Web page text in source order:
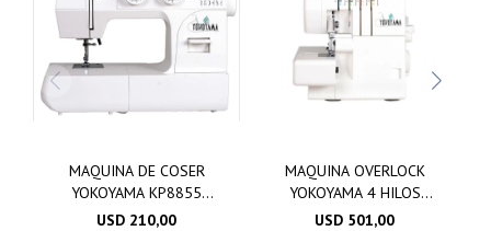
MAQUINA DE COSER
YOKOYAMA KP8855
001000 COMITA
USD 210,00
MAQUINA OVERLOCK
YOKOYAMA 4 HILOS
KP168
USD 501,00